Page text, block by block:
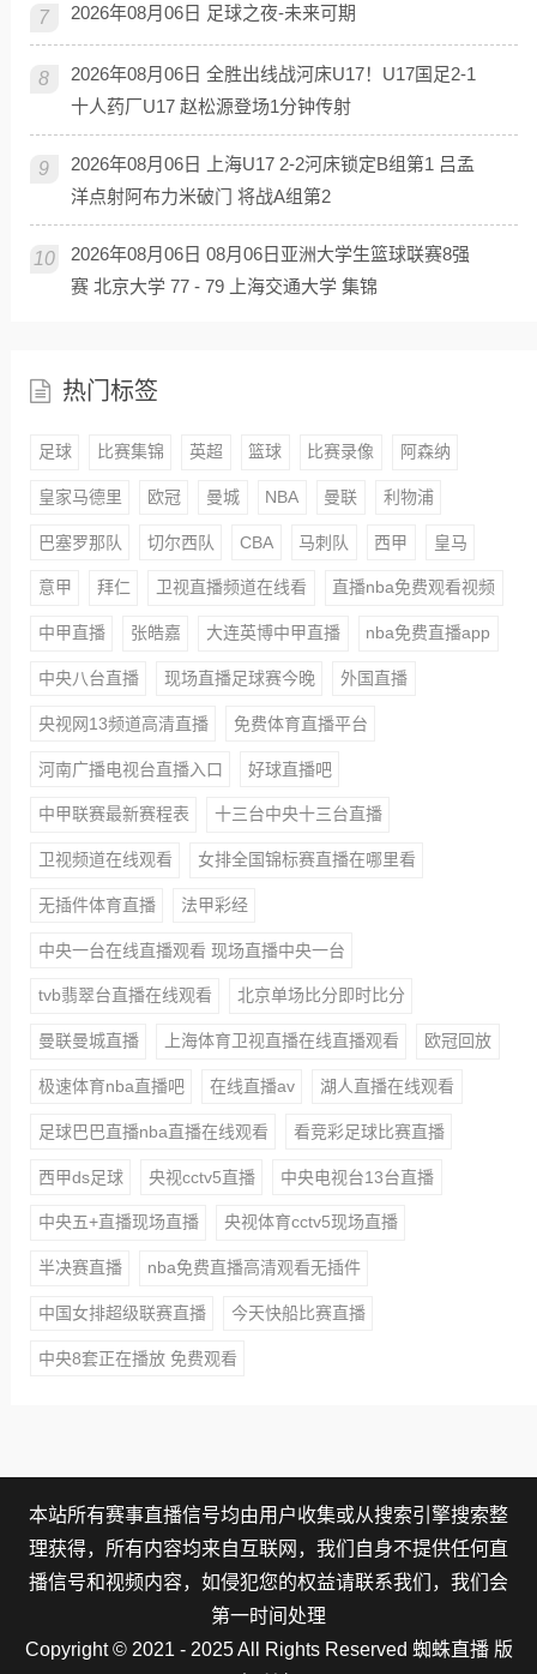
7 2026年08月06日 足球之夜-未来可期
8
2026年08月06日 全胜出线战河床U17！U17国足2-1
十人药厂U17 赵松源登场1分钟传射
9
2026年08月06日 上海U17 2-2河床锁定B组第1 吕孟
洋点射阿布力米破门 将战A组第2
10
2026年08月06日 08月06日亚洲大学生篮球联赛8强
赛 北京大学 77 - 79 上海交通大学 集锦
热门标签
足球 比赛集锦 英超 篮球 比赛录像 阿森纳
皇家马德里 欧冠 曼城 NBA 曼联 利物浦
巴塞罗那队 切尔西队 CBA 马刺队 西甲 皇马
意甲 拜仁 卫视直播频道在线看 直播nba免费观看视频
中甲直播 张皓嘉 大连英博中甲直播 nba免费直播app
中央八台直播 现场直播足球赛今晚 外国直播
央视网13频道高清直播 免费体育直播平台
河南广播电视台直播入口 好球直播吧
中甲联赛最新赛程表 十三台中央十三台直播
卫视频道在线观看 女排全国锦标赛直播在哪里看
无插件体育直播 法甲彩经
中央一台在线直播观看 现场直播中央一台
tvb翡翠台直播在线观看 北京单场比分即时比分
曼联曼城直播 上海体育卫视直播在线直播观看 欧冠回放
极速体育nba直播吧 在线直播av 湖人直播在线观看
足球巴巴直播nba直播在线观看 看竞彩足球比赛直播
西甲ds足球 央视cctv5直播 中央电视台13台直播
中央五+直播现场直播 央视体育cctv5现场直播
半决赛直播 nba免费直播高清观看无插件
中国女排超级联赛直播 今天快船比赛直播
中央8套正在播放 免费观看
本站所有赛事直播信号均由用户收集或从搜索引擎搜索整
理获得，所有内容均来自互联网，我们自身不提供任何直
播信号和视频内容，如侵犯您的权益请联系我们，我们会
第一时间处理
Copyright © 2021 - 2025 All Rights Reserved 蜘蛛直播 版